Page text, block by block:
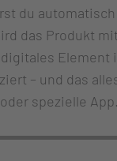
du
das Produkt
digitales
– und das
oder spezielle App.